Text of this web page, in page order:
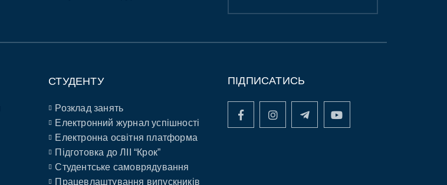
СТУДЕНТУ
Розклад занять
Електронний журнал успішності
Електронна освітня платформа
Підготовка до ЛІІ “Крок”
Студентське самоврядування
Працевлаштування випускників
ПІДПИСАТИСЬ